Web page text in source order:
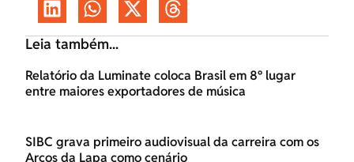
Leia também...
Relatório da Luminate coloca Brasil em 8º lugar
entre maiores exportadores de música
SIBC grava primeiro audiovisual da carreira com os
Arcos da Lapa como cenário